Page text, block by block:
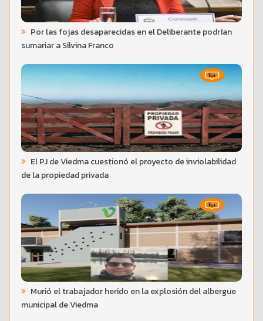
Por las fojas desaparecidas en el Deliberante podrían
sumariar a Silvina Franco
El PJ de Viedma cuestionó el proyecto de inviolabilidad
de la propiedad privada
Murió el trabajador herido en la explosión del albergue
municipal de Viedma